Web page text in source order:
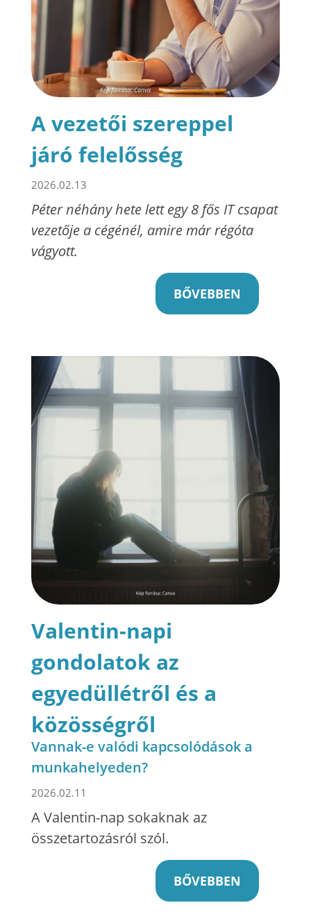
A vezetői szereppel
járó felelősség
2026.02.13
Péter néhány hete lett egy 8 fős IT csapat
vezetője a cégénél, amire már régóta
vágyott.
BŐVEBBEN
Valentin-napi
gondolatok az
egyedüllétről és a
közösségről
Vannak-e valódi kapcsolódások a
munkahelyeden?
2026.02.11
A Valentin-nap sokaknak az
összetartozásról szól.
BŐVEBBEN